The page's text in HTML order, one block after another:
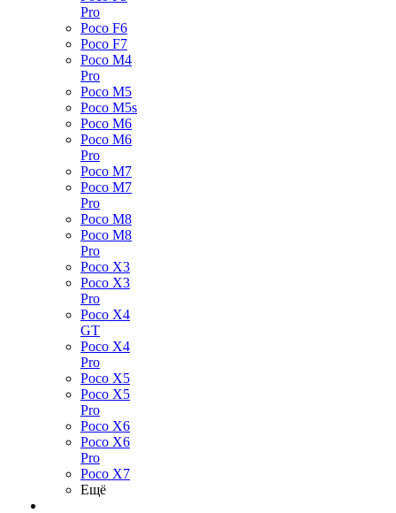
Pro
Poco F6
Poco F7
Poco M4
Pro
Poco M5
Poco M5s
Poco M6
Poco M6
Pro
Poco M7
Poco M7
Pro
Poco M8
Poco M8
Pro
Poco X3
Poco X3
Pro
Poco X4
GT
Poco X4
Pro
Poco X5
Poco X5
Pro
Poco X6
Poco X6
Pro
Poco X7
Ещё